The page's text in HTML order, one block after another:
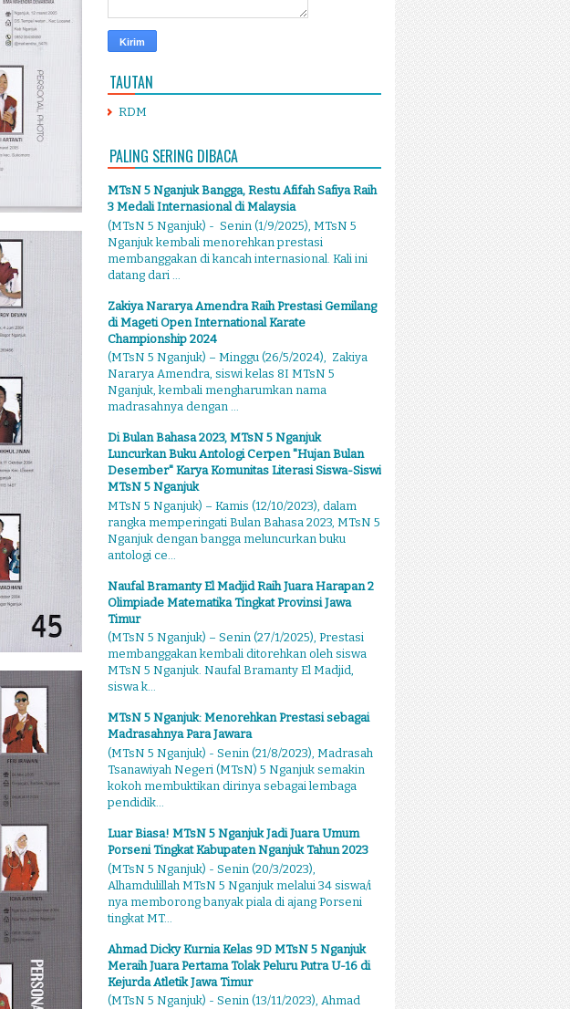
TAUTAN
RDM
PALING SERING DIBACA
MTsN 5 Nganjuk Bangga, Restu Afifah Safiya Raih
3 Medali Internasional di Malaysia
(MTsN 5 Nganjuk) - Senin (1/9/2025), MTsN 5
Nganjuk kembali menorehkan prestasi
membanggakan di kancah internasional. Kali ini
datang dari ...
Zakiya Nararya Amendra Raih Prestasi Gemilang
di Mageti Open International Karate
Championship 2024
(MTsN 5 Nganjuk) – Minggu (26/5/2024), Zakiya
Nararya Amendra, siswi kelas 8I MTsN 5
Nganjuk, kembali mengharumkan nama
madrasahnya dengan ...
Di Bulan Bahasa 2023, MTsN 5 Nganjuk
Luncurkan Buku Antologi Cerpen "Hujan Bulan
Desember" Karya Komunitas Literasi Siswa-Siswi
MTsN 5 Nganjuk
MTsN 5 Nganjuk) – Kamis (12/10/2023), dalam
rangka memperingati Bulan Bahasa 2023, MTsN 5
Nganjuk dengan bangga meluncurkan buku
antologi ce...
Naufal Bramanty El Madjid Raih Juara Harapan 2
Olimpiade Matematika Tingkat Provinsi Jawa
Timur
(MTsN 5 Nganjuk) – Senin (27/1/2025), Prestasi
membanggakan kembali ditorehkan oleh siswa
MTsN 5 Nganjuk. Naufal Bramanty El Madjid,
siswa k...
MTsN 5 Nganjuk: Menorehkan Prestasi sebagai
Madrasahnya Para Jawara
(MTsN 5 Nganjuk) - Senin (21/8/2023), Madrasah
Tsanawiyah Negeri (MTsN) 5 Nganjuk semakin
kokoh membuktikan dirinya sebagai lembaga
pendidik...
Luar Biasa! MTsN 5 Nganjuk Jadi Juara Umum
Porseni Tingkat Kabupaten Nganjuk Tahun 2023
(MTsN 5 Nganjuk) - Senin (20/3/2023),
Alhamdulillah MTsN 5 Nganjuk melalui 34 siswa/i
nya memborong banyak piala di ajang Porseni
tingkat MT...
Ahmad Dicky Kurnia Kelas 9D MTsN 5 Nganjuk
Meraih Juara Pertama Tolak Peluru Putra U-16 di
Kejurda Atletik Jawa Timur
(MTsN 5 Nganjuk) - Senin (13/11/2023), Ahmad